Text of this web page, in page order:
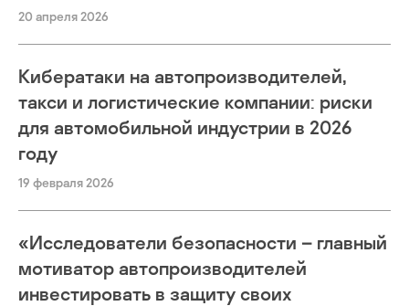
20 апреля 2026
Кибератаки на автопроизводителей,
такси и логистические компании: риски
для автомобильной индустрии в 2026
году
19 февраля 2026
«Исследователи безопасности – главный
мотиватор автопроизводителей
инвестировать в защиту своих